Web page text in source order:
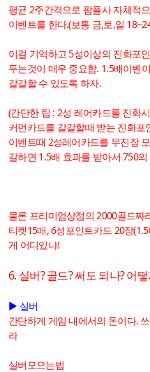
평균 2주간격으로 팜플사 자체적
이벤트를 한다.(보통 금,토,일
이걸 기억하고 5성이상의 진화포
두는것이 매우 중요함. 1.5배이벤
갈갈할 수 있도록 하자.
(간단한 팁 : 2성 레어카드를 진화
커먼카드를 갈갈할때 받는 진화
이벤트때 2성레어카드를 무진장
갈하면 1.5배 효과를 받아서 750
물론 프리미엄상점의 2000골드
티켓15매, 6성포인트카드 20장
게 어디있냐!
6. 실버? 골드? 써도 되나? 어
▶ 실버
간단하게 게임 내에서의 돈이다.
라
실버모으는법